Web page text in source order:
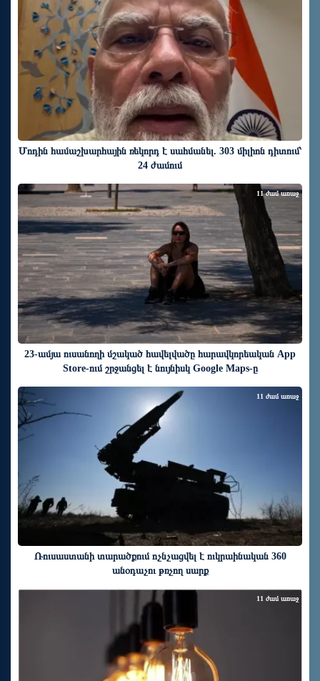
Մոդին համաշխարհային ռեկորդ է սահմանել. 303 միլիոն դիտում՝
24 ժամում
23-ամյա ուսանողի մշակած հավելվածը հարավկորեական App
Store-ում շրջանցել է նույնիսկ Google Maps-ը
11 ժամ առաջ
Ռուսաստանի տարածքում ոչնչացվել է ուկրաինական 360
անօդաչու թռչող սարք
11 ժամ առաջ
11 ժամ առաջ